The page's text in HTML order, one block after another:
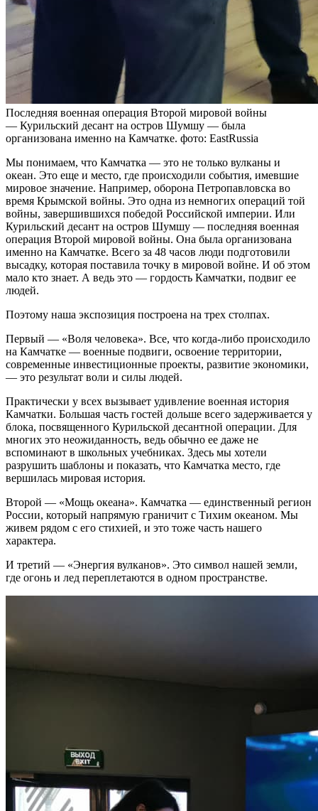
Последняя военная операция Второй мировой войны
— Курильский десант на остров Шумшу — была
организована именно на Камчатке. фото: EastRussia
Мы понимаем, что Камчатка — это не только вулканы и
океан. Это еще и место, где происходили события, имевшие
мировое значение. Например, оборона Петропавловска во
время Крымской войны. Это одна из немногих операций той
войны, завершившихся победой Российской империи. Или
Курильский десант на остров Шумшу — последняя военная
операция Второй мировой войны. Она была организована
именно на Камчатке. Всего за 48 часов люди подготовили
высадку, которая поставила точку в мировой войне. И об этом
мало кто знает. А ведь это — гордость Камчатки, подвиг ее
людей.
Поэтому наша экспозиция построена на трех столпах.
Первый — «Воля человека». Все, что когда-либо происходило
на Камчатке — военные подвиги, освоение территории,
современные инвестиционные проекты, развитие экономики,
— это результат воли и силы людей.
Практически у всех вызывает удивление военная история
Камчатки. Большая часть гостей дольше всего задерживается у
блока, посвященного Курильской десантной операции. Для
многих это неожиданность, ведь обычно ее даже не
вспоминают в школьных учебниках. Здесь мы хотели
разрушить шаблоны и показать, что Камчатка место, где
вершилась мировая история.
Второй — «Мощь океана». Камчатка — единственный регион
России, который напрямую граничит с Тихим океаном. Мы
живем рядом с его стихией, и это тоже часть нашего
характера.
И третий — «Энергия вулканов». Это символ нашей земли,
где огонь и лед переплетаются в одном пространстве.